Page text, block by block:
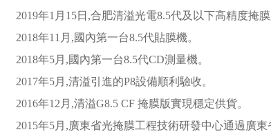
2019年1月15日,合肥清溢光電8.5代及以下高精度掩
2018年11月,國內第一台8.5代貼膜機。
2018年5月,國內第一台8.5代CD測量機。
2017年5月,清溢引進的P8設備順利驗收。
2016年12月,清溢G8.5 CF 掩膜版實現穩定供貨。
2015年5月,廣東省光掩膜工程技術研發中心通過廣東